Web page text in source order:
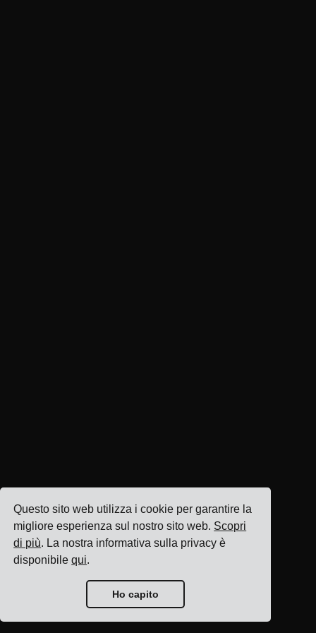
Questo sito web utilizza i cookie per garantire la
migliore esperienza sul nostro sito web. Scopri
di più. La nostra informativa sulla privacy è
disponibilequi.
Ho capito